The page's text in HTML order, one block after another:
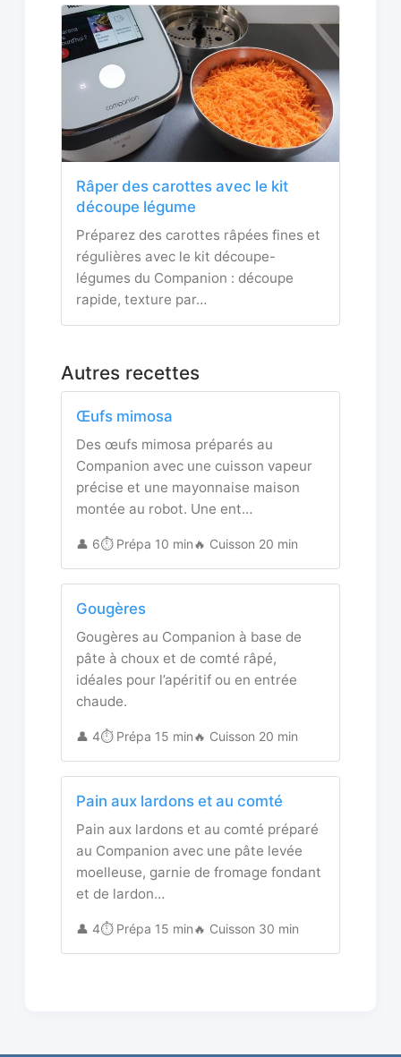
Râper des carottes avec le kit
découpe légume
Préparez des carottes râpées fines et
régulières avec le kit découpe-
légumes du Companion : découpe
rapide, texture par…
Autres recettes
Œufs mimosa
Des œufs mimosa préparés au
Companion avec une cuisson vapeur
précise et une mayonnaise maison
montée au robot. Une ent…
👤 6⏱️ Prépa 10 min🔥 Cuisson 20 min
Gougères
Gougères au Companion à base de
pâte à choux et de comté râpé,
idéales pour l’apéritif ou en entrée
chaude.
👤 4⏱️ Prépa 15 min🔥 Cuisson 20 min
Pain aux lardons et au comté
Pain aux lardons et au comté préparé
au Companion avec une pâte levée
moelleuse, garnie de fromage fondant
et de lardon…
👤 4⏱️ Prépa 15 min🔥 Cuisson 30 min